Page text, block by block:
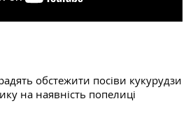
обстежити посіви кукурудзи
на наявність попелиці